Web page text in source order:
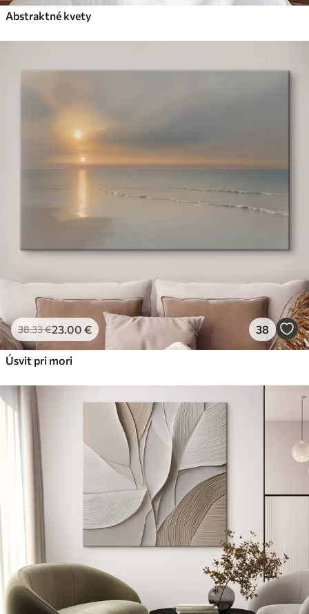
Abstraktné kvety
38.33€23.00 € 38
Úsvit pri mori